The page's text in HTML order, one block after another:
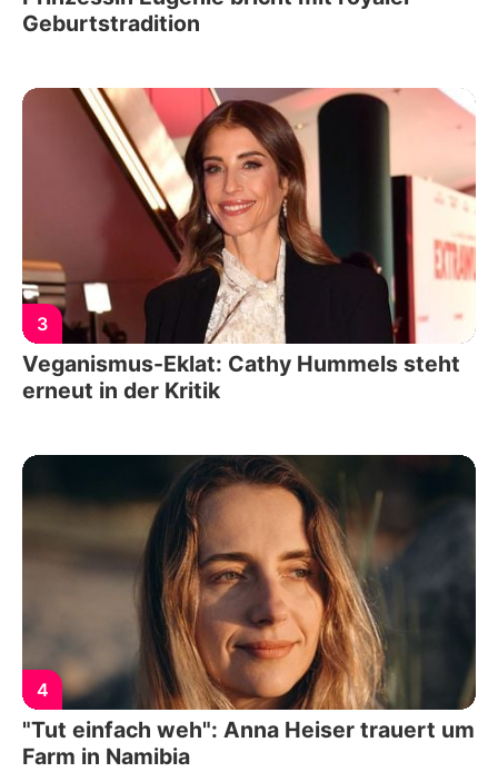
Geburtstradition
3
Veganismus-Eklat: Cathy Hummels steht
erneut in der Kritik
4
"Tut einfach weh": Anna Heiser trauert um
Farm in Namibia